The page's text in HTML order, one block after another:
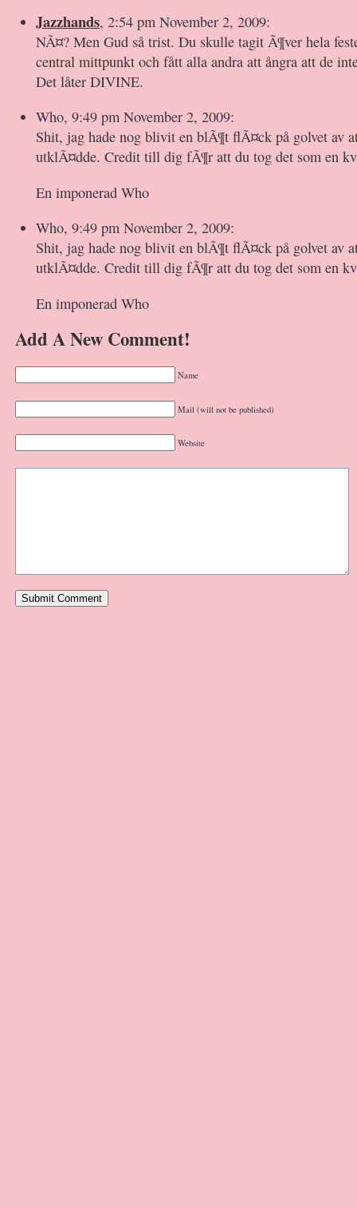
Jazzhands, 2:54 pm November 2, 2009:
NÃ¤? Men Gud så trist. Du skulle tagit Ã¶ver hela
central mittpunkt och fått alla andra att ångra att de
Det låter DIVINE.
Who, 9:49 pm November 2, 2009:
Shit, jag hade nog blivit en blÃ¶t flÃ¤ck på golvet av
utklÃ¤dde. Credit till dig fÃ¶r att du tog det som en
En imponerad Who
Who, 9:49 pm November 2, 2009:
Shit, jag hade nog blivit en blÃ¶t flÃ¤ck på golvet av
utklÃ¤dde. Credit till dig fÃ¶r att du tog det som en
En imponerad Who
Add A New Comment!
Name
Mail (will not be published)
Website